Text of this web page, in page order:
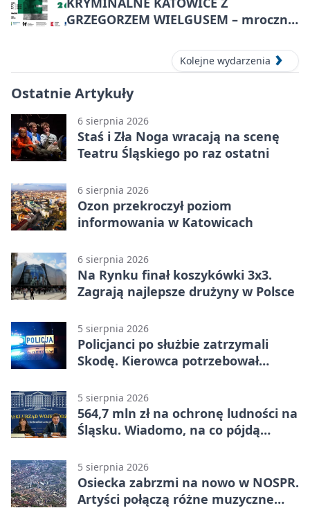
GRZEGORZEM WIELGUSEM – mroczne
Kolejne wydarzenia
Ostatnie Artykuły
6 sierpnia 2026
Staś i Zła Noga wracają na scenę
Teatru Śląskiego po raz ostatni
6 sierpnia 2026
Ozon przekroczył poziom
informowania w Katowicach
6 sierpnia 2026
Na Rynku finał koszykówki 3x3.
Zagrają najlepsze drużyny w Polsce
5 sierpnia 2026
Policjanci po służbie zatrzymali
Skodę. Kierowca potrzebował
5 sierpnia 2026
564,7 mln zł na ochronę ludności na
Śląsku. Wiadomo, na co pójdą
5 sierpnia 2026
Osiecka zabrzmi na nowo w NOSPR.
Artyści połączą różne muzyczne